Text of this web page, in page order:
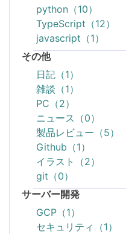
python（10）
TypeScript（12）
javascript（1）
その他
日記（1）
雑談（1）
PC（2）
ニュース（0）
製品レビュー（5）
Github（1）
イラスト（2）
git（0）
サーバー開発
GCP（1）
セキュリティ（1）